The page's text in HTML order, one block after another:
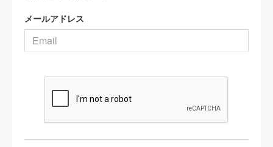
メールアドレス